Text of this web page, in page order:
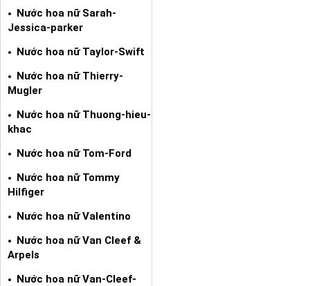
Nước hoa nữ Sarah-
Jessica-parker
Nước hoa nữ Taylor-Swift
Nước hoa nữ Thierry-
Mugler
Nước hoa nữ Thuong-hieu-
khac
Nước hoa nữ Tom-Ford
Nước hoa nữ Tommy
Hilfiger
Nước hoa nữ Valentino
Nước hoa nữ Van Cleef &
Arpels
Nước hoa nữ Van-Cleef-